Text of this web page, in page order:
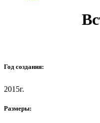
Год создания:
2015г.
Размеры: